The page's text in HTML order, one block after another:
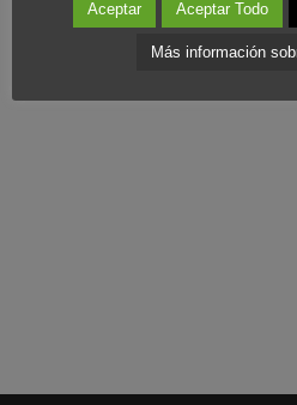
Aceptar Aceptar Todo
Más información